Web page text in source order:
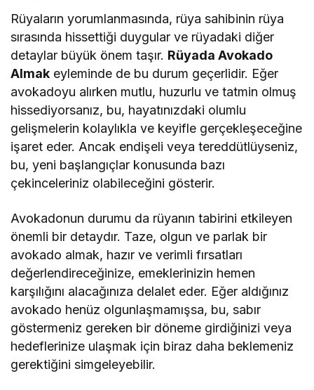
Rüyaların yorumlanmasında, rüya sahibinin rüya
sırasında hissettiği duygular ve rüyadaki diğer
detaylar büyük önem taşır. Rüyada Avokado
Almak eyleminde de bu durum geçerlidir. Eğer
avokadoyu alırken mutlu, huzurlu ve tatmin olmuş
hissediyorsanız, bu, hayatınızdaki olumlu
gelişmelerin kolaylıkla ve keyifle gerçekleşeceğine
işaret eder. Ancak endişeli veya tereddütlüyseniz,
bu, yeni başlangıçlar konusunda bazı
çekinceleriniz olabileceğini gösterir.
Avokadonun durumu da rüyanın tabirini etkileyen
önemli bir detaydır. Taze, olgun ve parlak bir
avokado almak, hazır ve verimli fırsatları
değerlendireceğinize, emeklerinizin hemen
karşılığını alacağınıza delalet eder. Eğer aldığınız
avokado henüz olgunlaşmamışsa, bu, sabır
göstermeniz gereken bir döneme girdiğinizi veya
hedeflerinize ulaşmak için biraz daha beklemeniz
gerektiğini simgeleyebilir.